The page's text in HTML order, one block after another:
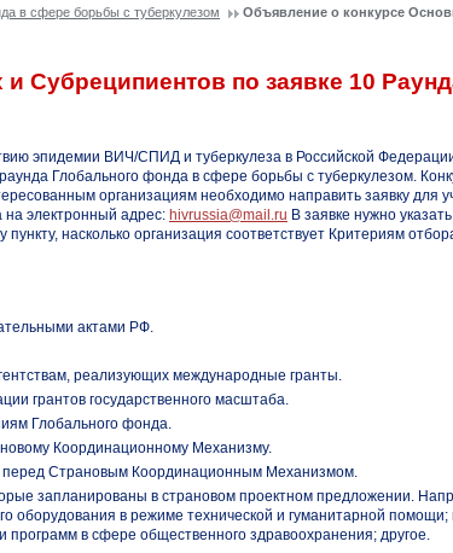
в сфере борьбы с туберкулезом Объявление о конкурсе
Субреципиентов по заявке 10
эпидемии ВИЧ/СПИД и туберкулеза в Российской
Глобального фонда в сфере борьбы с туберкулезом.
организациям необходимо направить заявку для
электронный адрес: hivrussia@mail.ru В заявке нужно
насколько организация соответствует Критериям
актами РФ.
реализующих международные гранты.
грантов государственного масштаба.
Глобального фонда.
Координационному Механизму.
перед Страновым Координационным Механизмом.
запланированы в страновом проектном предложении.
оборудования в режиме технической и гуманитарной
программ в сфере общественного здравоохранения; другое.